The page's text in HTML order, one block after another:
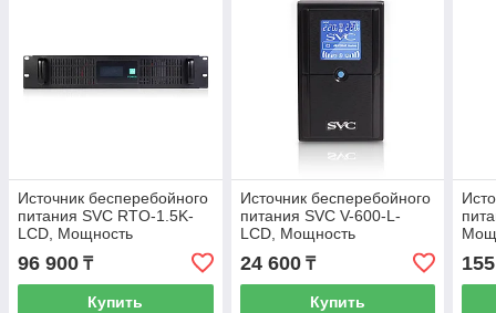
Источник бесперебойного
питания SVC RTO-1.5K-
LCD, Мощность
1500ВА/900Вт
96 900 ₸
Купить
Источник бесперебойного
питания SVC V-600-L-
LCD, Мощность
600ВА/360Вт
24 600₸
Купить